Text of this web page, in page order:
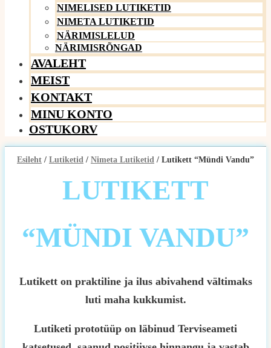
NIMELISED LUTIKETID
NIMETA LUTIKETID
NÄRIMISLELUD
NÄRIMISRÕNGAD
AVALEHT
MEIST
KONTAKT
MINU KONTO
OSTUKORV
Esileht / Lutiketid / Nimeta Lutiketid / Lutikett “Mündi Vandu”
LUTIKETT
“MÜNDI VANDU”
Lutikett on praktiline ja ilus abivahend vältimaks
luti maha kukkumist.
Lutiketi prototüüp on läbinud Terviseameti